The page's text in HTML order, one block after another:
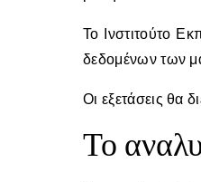
Το Ινστιτούτο
δεδομένων των
Οι εξετάσεις θα
Το